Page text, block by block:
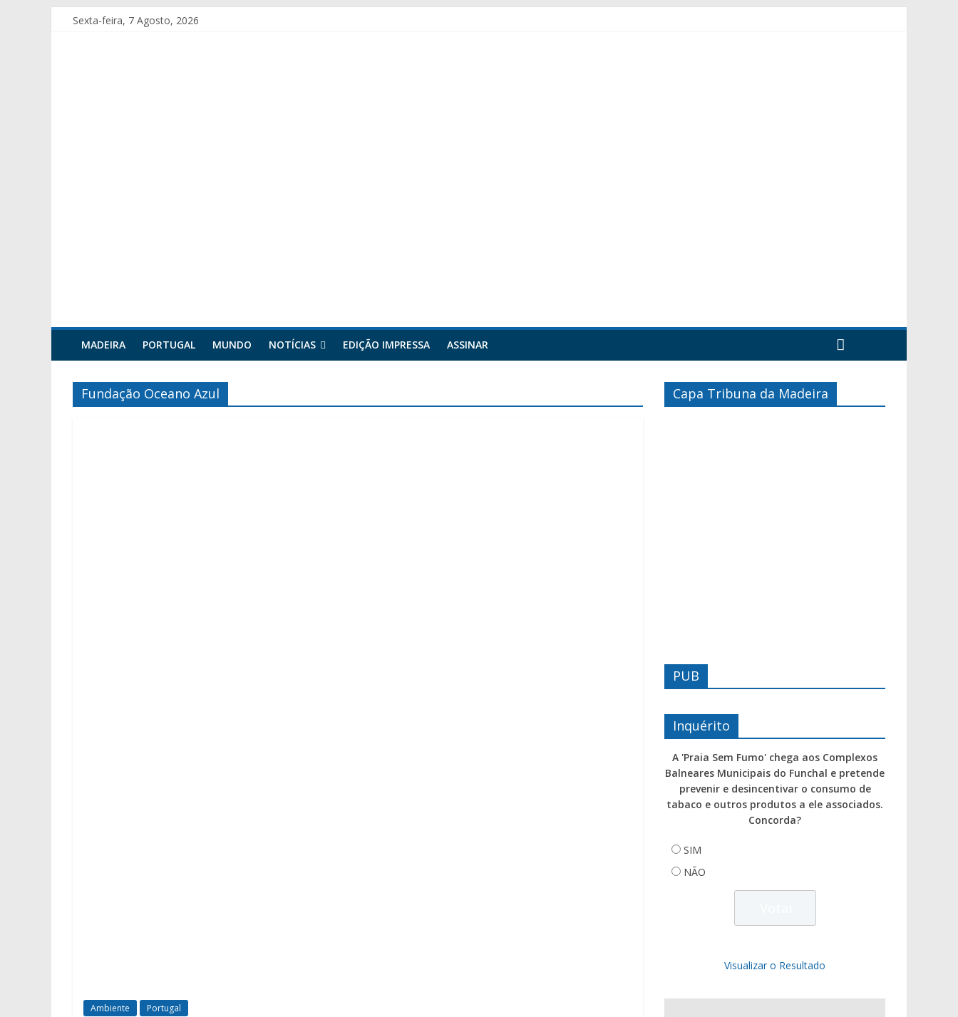
Sexta-feira, 7 Agosto, 2026
MADEIRA PORTUGAL MUNDO NOTÍCIAS EDIÇÃO IMPRESSA ASSINAR
Fundação Oceano Azul
Ambiente Portugal
Capa Tribuna da Madeira
PUB
Inquérito
A 'Praia Sem Fumo' chega aos Complexos
Balneares Municipais do Funchal e pretende
prevenir e desincentivar o consumo de
tabaco e outros produtos a ele associados.
Concorda?
SIM
NÃO
Visualizar o Resultado